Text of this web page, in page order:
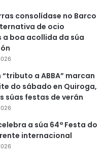
consolídase no Barco
de ocio
a boa acollida da súa
“tributo a ABBA” marcan
do sábado en Quiroga,
súas festas de verán
a súa 64ª Festa do
internacional